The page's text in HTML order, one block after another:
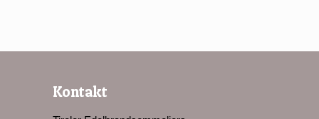
Kontakt